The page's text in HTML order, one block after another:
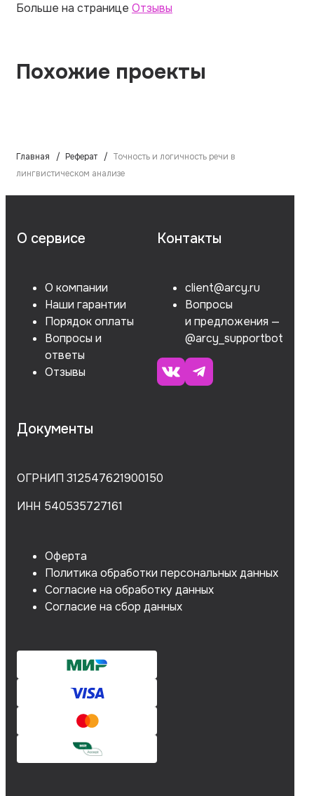
Больше на странице Отзывы
Похожие проекты
Главная Реферат
Точность и логичность речи в
лингвистическом анализе
О сервисе
О компании
Наши гарантии
Порядок оплаты
Вопросы и
ответы
Отзывы
Контакты
client@arcy.ru
Вопросы
и предложения —
@arcy_supportbot
Документы
ОГРНИП 312547621900150
ИНН 540535727161
Оферта
Политика обработки персональных данных
Согласие на обработку данных
Согласие на сбор данных